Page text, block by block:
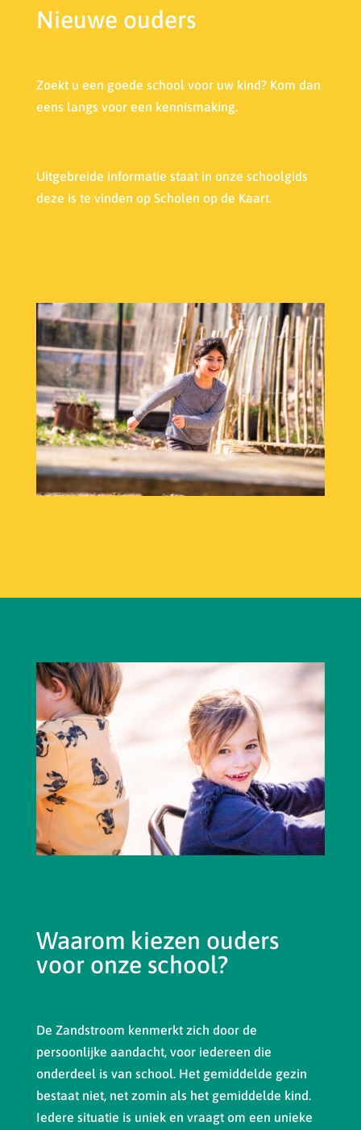
Nieuwe ouders
Zoekt u een goede school voor uw kind? Kom dan
eens langs voor een kennismaking.
Uitgebreide informatie staat in onze schoolgids
deze is te vinden op Scholen op de Kaart.
Waarom kiezen ouders
voor onze school?
De Zandstroom kenmerkt zich door de
persoonlijke aandacht, voor iedereen die
onderdeel is van school. Het gemiddelde gezin
bestaat niet, net zomin als het gemiddelde kind.
Iedere situatie is uniek en vraagt om een unieke